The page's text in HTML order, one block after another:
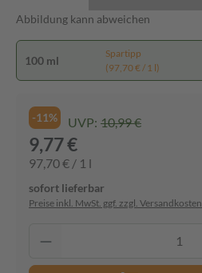
Abbildung kann abweichen
100 ml
Spartipp
(97,70 € / 1 l)
-11% UVP: 10,99 €
9,77 €
97,70 € / 1 l
sofort lieferbar
Preise inkl. MwSt. ggf. zzgl. Versandkosten